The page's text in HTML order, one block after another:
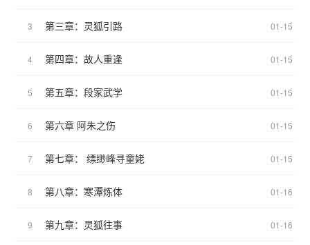
物的情感内核，又通过段煜的“先知”与“系统”能力，改写了慕容复、
现了一个“快意恩仇、兄弟情深、江湖不再有遗憾”的新天龙世界。
3 第三章：灵狐引路 01-15
4 第四章：故人重逢 01-15
5 第五章：段家武学 01-15
6 第六章 阿朱之伤 01-15
7 第七章： 缥缈峰寻童姥 01-15
8 第八章：寒潭炼体 01-16
9 第九章：灵狐往事 01-16